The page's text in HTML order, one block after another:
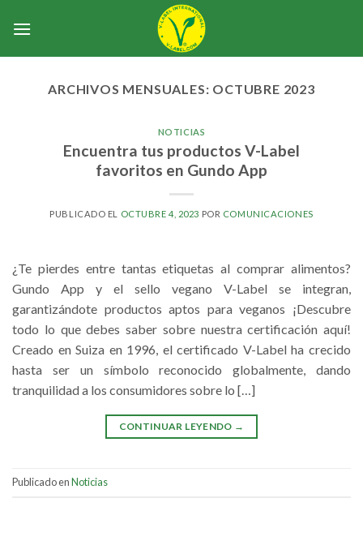
ARCHIVOS MENSUALES: OCTUBRE 2023
NOTICIAS
Encuentra tus productos V-Label
favoritos en Gundo App
PUBLICADO EL OCTUBRE 4, 2023 POR COMUNICACIONES
¿Te pierdes entre tantas etiquetas al comprar alimentos?
Gundo App y el sello vegano V-Label se integran,
garantizándote productos aptos para veganos ¡Descubre
todo lo que debes saber sobre nuestra certificación aquí!
Creado en Suiza en 1996, el certificado V-Label ha crecido
hasta ser un símbolo reconocido globalmente, dando
tranquilidad a los consumidores sobre lo […]
CONTINUAR LEYENDO →
Publicado enNoticias